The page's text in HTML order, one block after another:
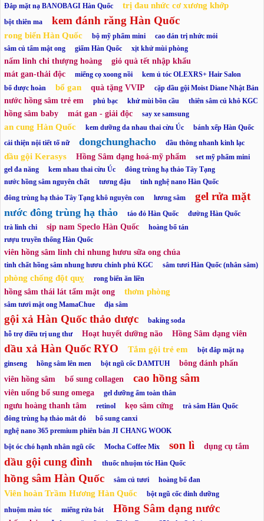
Đắp mặt nạ BANOBAGI Hàn Quốc trị đau nhức cơ xương khớp
bột thiên ma kem đánh răng Hàn Quốc
rong biển Hàn Quốc bộ mỹ phẩm mini
cao dán trị nhức mỏi
sâm củ tẩm mật ong
giấm Hàn Quốc xịt khử mùi phòng
nấm linh chi thượng hoàng
giỏ quà tết nhập khẩu
mát gan-thải độc
miếng cọ xoong nồi
kem ủ tóc OLEXRS+ Hair Salon
bổ dược hoàn
bổ gan quà tặng VVIP cặp dầu gội Moist Diane Nhật Bản
nước hồng sâm trẻ em phủ bạc khử mùi bồn cầu thiên sâm củ khô KGC
hồng sâm baby mát gan - giải độc say xe samsung
an cung Hàn Quốc kem dưỡng da nhau thai cừu Úc
bánh xếp Hàn Quốc
cải thiện nội tiết tố nữ
dongchunghacho dầu thông nhanh kinh lạc
dầu gội Kerasys Hồng Sâm dạng hoá-mỹ phẩm
set mỹ phẩm mini
gel đa năng
kem nhau thai cừu Úc
đông trùng hạ thảo Tây Tạng
nước hồng sâm nguyên chất
tương đậu
tinh nghệ nano Hàn Quốc
đông trùng hạ thảo Tây Tạng khô nguyên con
lương sâm gel rửa mặt
nước đông trùng hạ thảo táo đỏ Hàn Quốc
đường Hàn Quốc
trà linh chi
sịp nam Speclo Hàn Quốc
hoàng bổ tán
rượu truyền thống Hàn Quốc
viên hồng sâm linh chi nhung hươu sữa ong chúa
tinh chất hồng sâm nhung hươu chính phủ KGC sâm tươi Hàn Quốc (nhân sâm)
phòng chống đột quỵ rong biển ăn liền
hồng sâm thái lát tẩm mật ong thơm phòng
sâm tươi mật ong MamaChue địa sâm
gội xả Hàn Quốc thảo dược
baking soda
hỗ trợ điều trị ung thư
Hoạt huyết dưỡng não Hồng Sâm dạng viên
dầu xả Hàn Quốc RYO Tắm gội trẻ em
bột đắp mặt nạ
ginseng
hồng sâm lên men bột ngũ cốc DAMTUH
bông đánh phấn
viên hồng sâm
bổ sung collagen cao hồng sâm
viên uống bổ sung omega gel dưỡng ẩm toàn thân
ngưu hoàng thanh tâm retinol kẹo sâm cứng
trà sâm Hàn Quốc
đông trùng hạ thảo mắt đỏ
bổ sung canxi
nghệ nano 365 premium phiên bản JI CHANG WOOK
bột óc chó hạnh nhân ngũ cốc
Mocha Coffee Mix son lì dụng cụ tắm
dầu gội cung đình thuốc nhuộm tóc Hàn Quốc
hồng sâm Hàn Quốc sâm củ tươi hoàng bổ đan
Viên hoàn Trầm Hương Hàn Quốc
bột ngũ cốc dinh dưỡng
nhuộm màu tóc
miếng rửa bát Hồng Sâm dạng nước